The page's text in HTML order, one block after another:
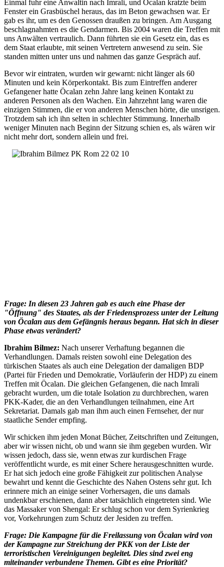
Einmal fuhr eine Anwaltin nach Imrali, und Öcalan kratzte beim
Fenster ein Grasbüschel heraus, das im Beton gewachsen war. Er
gab es ihr, um es den Genossen draußen zu bringen. Am Ausgang
beschlagnahmten es die Gendarmen. Bis 2004 waren die Treffen mit
uns Anwälten vertraulich. Dann führten sie ein Gesetz ein, das es
dem Staat erlaubte, mit seinen Vertretern anwesend zu sein. Sie
standen mitten unter uns und nahmen das ganze Gespräch auf.
Bevor wir eintraten, wurden wir gewarnt: nicht länger als 60
Minuten und kein Körperkontakt. Bis zum Eintreffen anderer
Gefangener hatte Öcalan zehn Jahre lang keinen Kontakt zu
anderen Personen als den Wachen. Ein Jahrzehnt lang waren die
einzigen Stimmen, die er von anderen Menschen hörte, die unsrigen.
Trotzdem sah ich ihn selten in schlechter Stimmung. Innerhalb
weniger Minuten nach Beginn der Sitzung schien es, als wären wir
nicht mehr dort, sondern allein und frei.
Frage: In diesen 23 Jahren gab es auch eine Phase der
"Öffnung" des Staates, als der Friedensprozess unter der Leitung
von Öcalan aus dem Gefängnis heraus begann. Hat sich in dieser
Phase etwas verändert?
Ibrahim Bilmez: Nach unserer Verhaftung begannen die
Verhandlungen. Damals reisten sowohl eine Delegation des
türkischen Staates als auch eine Delegation der damaligen BDP
(Partei für Frieden und Demokratie, Vorläuferin der HDP) zu einem
Treffen mit Öcalan. Die gleichen Gefangenen, die nach Imrali
gebracht wurden, um die totale Isolation zu durchbrechen, waren
PKK-Kader, die an den Verhandlungen teilnahmen, eine Art
Sekretariat. Damals gab man ihm auch einen Fernseher, der nur
staatliche Sender empfing.
Wir schicken ihm jeden Monat Bücher, Zeitschriften und Zeitungen,
aber wir wissen nicht, ob und wann sie ihm gegeben wurden. Wir
wissen jedoch, dass sie, wenn etwas zur kurdischen Frage
veröffentlicht wurde, es mit einer Schere herausgeschnitten wurde.
Er hat sich jedoch eine große Fähigkeit zur politischen Analyse
bewahrt und kennt die Geschichte des Nahen Ostens sehr gut. Ich
erinnere mich an einige seiner Vorhersagen, die uns damals
undenkbar erschienen, dann aber tatsächlich eingetreten sind. Wie
das Massaker von Shengal: Er schlug schon vor dem Syrienkrieg
vor, Vorkehrungen zum Schutz der Jesiden zu treffen.
Frage: Die Kampagne für die Freilassung von Öcalan wird von
der Kampagne zur Streichung der PKK von der Liste der
terroristischen Vereinigungen begleitet. Dies sind zwei eng
miteinander verbundene Themen. Gibt es eine Priorität?